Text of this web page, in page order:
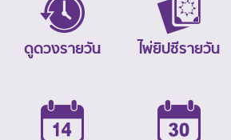
ดูดวงรายวัน ไพ่ยิปซีรายวัน